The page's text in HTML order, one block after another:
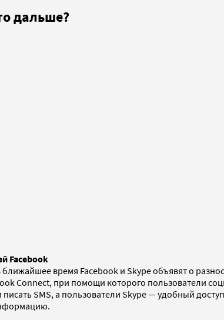
дальше?
Facebook
время Facebook и Skype объявят о
Connect, при помощи которого пользователи
писатьSMS, а пользователи Skype — удобный